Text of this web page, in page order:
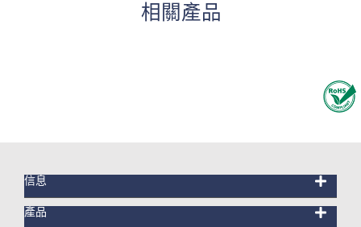
相關產品
信息
產品